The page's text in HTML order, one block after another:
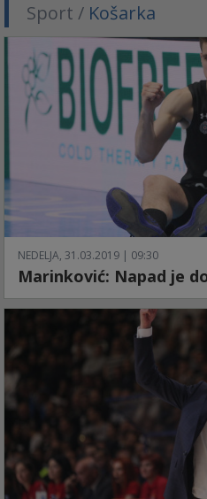
Sport / Košarka
NEDELJA, 31.03.2019 | 09:30
Marinković: Napad je